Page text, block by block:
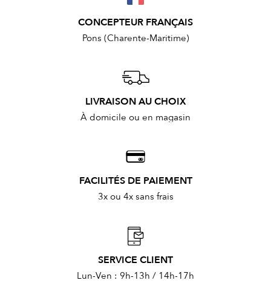
CONCEPTEUR FRANÇAIS
Pons (Charente-Maritime)
LIVRAISON AU CHOIX
À domicile ou en magasin
FACILITÉS DE PAIEMENT
3x ou 4x sans frais
SERVICE CLIENT
Lun-Ven : 9h-13h / 14h-17h